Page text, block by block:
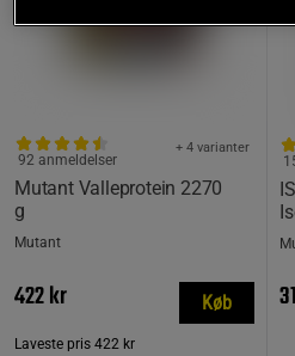
Mutant Valleprotein 2270
g
+ 4 varianter
92 anmeldelser
Mutant
422 kr
Laveste pris 422 kr
Køb